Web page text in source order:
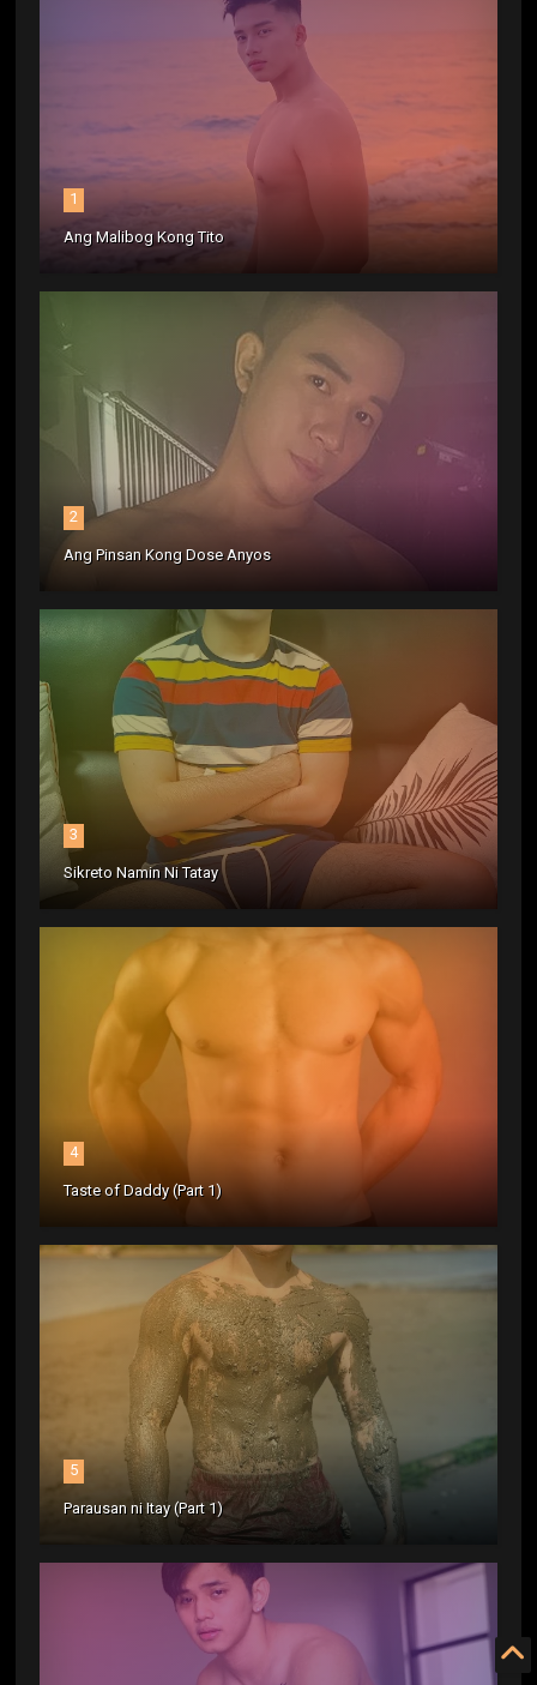
1
Ang Malibog Kong Tito
2
Ang Pinsan Kong Dose Anyos
3
Sikreto Namin Ni Tatay
4
Taste of Daddy (Part 1)
5
Parausan ni Itay (Part 1)